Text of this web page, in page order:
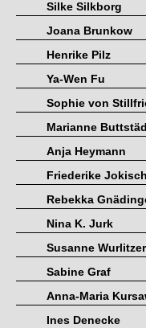
Silke Silkborg
Joana Brunkow
Henrike Pilz
Ya-Wen Fu
Sophie von
Marianne
Anja Heymann
Friederike Jokisch
Rebekka
Nina K. Jurk
Susanne Wurlitzer
Sabine Graf
Anna-Maria
Ines Denecke